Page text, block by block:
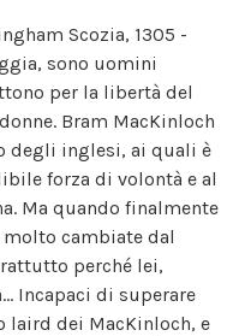
Scozia, 1305 -
sono uomini
per la libertà del
Bram MacKinloch
degli inglesi, ai quali è
forza di volontà e al
Ma quando finalmente
molto cambiate dal
perché lei,
Incapaci di superare
laird dei MacKinloch, e